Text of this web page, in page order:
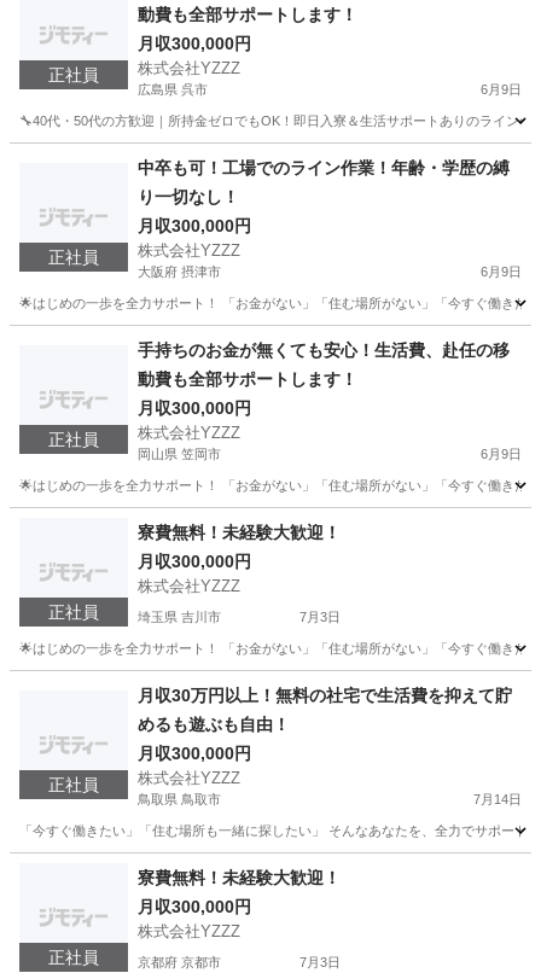
正社員
動費も全部サポートします！
月収300,000円
株式会社YZZZ
広島県 呉市 6月9日
🔧40代・50代の方歓迎｜所持金ゼロでもOK！即日入寮＆生活サポートありのライン
工場 50代
正社員
中卒も可！工場でのライン作業！年齢・学歴の縛
り一切なし！
月収300,000円
株式会社YZZZ
大阪府 摂津市 6月9日
🌟はじめの一歩を全力サポート！ 「お金がない」「住む場所がない」「今すぐ働き
工場 社会保険
正社員
手持ちのお金が無くても安心！生活費、赴任の移
動費も全部サポートします！
月収300,000円
株式会社YZZZ
岡山県 笠岡市 6月9日
🌟はじめの一歩を全力サポート！ 「お金がない」「住む場所がない」「今すぐ働き
工場 社会保険
正社員
寮費無料！未経験大歓迎！
月収300,000円
株式会社YZZZ
埼玉県 吉川市 7月3日
🌟はじめの一歩を全力サポート！ 「お金がない」「住む場所がない」「今すぐ働き
工場 未経験
正社員
月収30万円以上！無料の社宅で生活費を抑えて貯
めるも遊ぶも自由！
月収300,000円
株式会社YZZZ
鳥取県 鳥取市 7月14日
「今すぐ働きたい」「住む場所も一緒に探したい」 そんなあなたを、全力でサポー
工場 社会保険
正社員
寮費無料！未経験大歓迎！
月収300,000円
株式会社YZZZ
京都府 京都市 7月3日